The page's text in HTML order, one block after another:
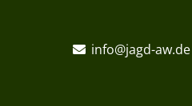
info@jagd-aw.de